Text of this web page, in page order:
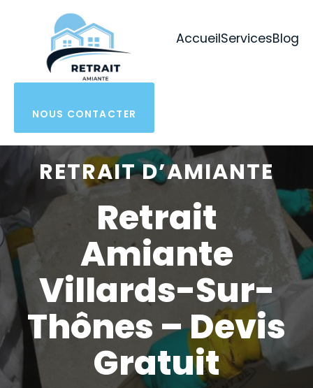
AccueilServicesBlog
NOUS CONTACTER
RETRAIT D’AMIANTE
Retrait
Amiante
Villards-Sur-
Thônes – Devis
Gratuit